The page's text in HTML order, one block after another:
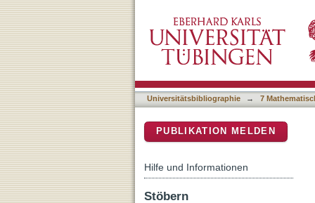
Universitätsbibliographie → 7
PUBLIKATION MELDEN
Hilfe und Informationen
Stöbern